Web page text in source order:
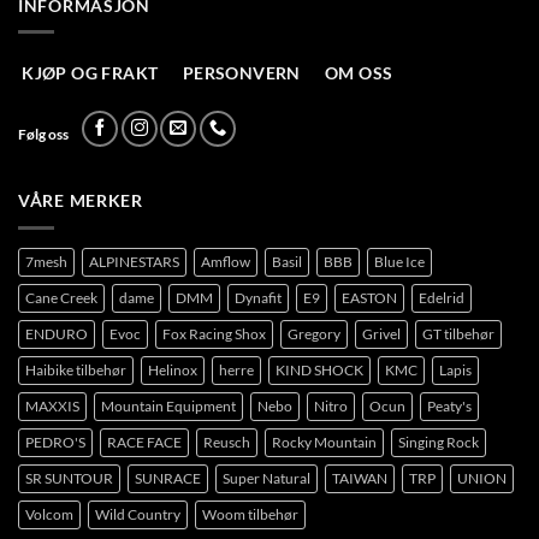
INFORMASJON
KJØP OG FRAKT PERSONVERN OM OSS
Følg oss
VÅRE MERKER
7mesh ALPINESTARS Amflow Basil BBB Blue Ice
Cane Creek dame DMM Dynafit E9 EASTON Edelrid
ENDURO Evoc Fox Racing Shox Gregory Grivel GT tilbehør
Haibike tilbehør Helinox herre KIND SHOCK KMC Lapis
MAXXIS Mountain Equipment Nebo Nitro Ocun Peaty's
PEDRO'S RACE FACE Reusch Rocky Mountain Singing Rock
SR SUNTOUR SUNRACE Super Natural TAIWAN TRP UNION
Volcom Wild Country Woom tilbehør